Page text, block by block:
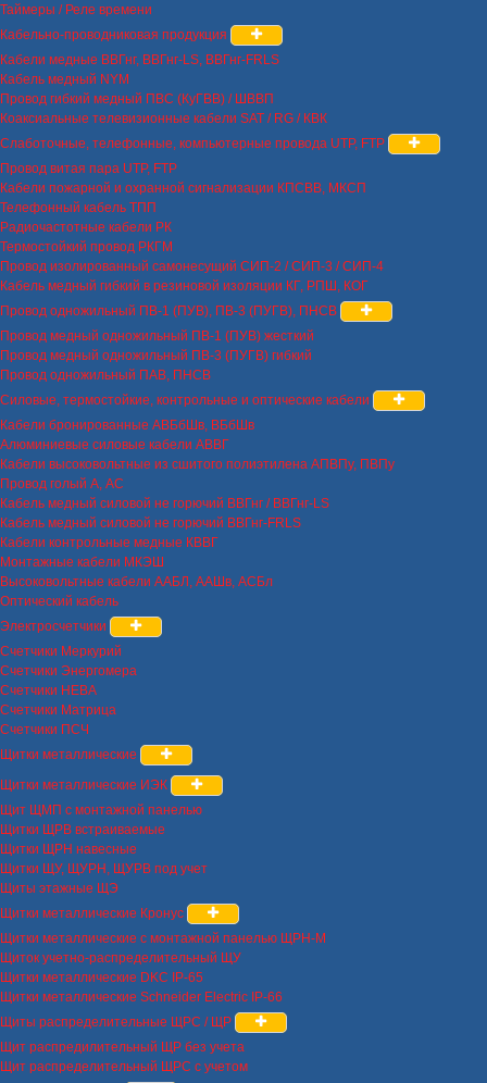
Таймеры / Реле времени
Кабельно-проводниковая продукция
Кабели медные ВВГнг, ВВГнг-LS, ВВГнг-FRLS
Кабель медный NYM
Провод гибкий медный ПВС (КуГВВ) / ШВВП
Коаксиальные телевизионные кабели SAT / RG / КВК
Слаботочные, телефонные, компьютерные провода UTP, FTP
Провод витая пара UTP, FTP
Кабели пожарной и охранной сигнализации КПСВВ, МКСП
Телефонный кабель ТПП
Радиочастотные кабели РК
Термостойкий провод РКГМ
Провод изолированный самонесущий СИП-2 / СИП-3 / СИП-4
Кабель медный гибкий в резиновой изоляции КГ, РПШ, КОГ
Провод одножильный ПВ-1 (ПУВ), ПВ-3 (ПУГВ), ПНСВ
Провод медный одножильный ПВ-1 (ПУВ) жесткий
Провод медный одножильный ПВ-3 (ПУГВ) гибкий
Провод одножильный ПАВ, ПНСВ
Силовые, термостойкие, контрольные и оптические кабели
Кабели бронированные АВБбШв, ВБбШв
Алюминиевые силовые кабели АВВГ
Кабели высоковольтные из сшитого полиэтилена АПВПу, ПВПу
Провод голый А, АС
Кабель медный силовой не горючий ВВГнг / ВВГнг-LS
Кабель медный силовой не горючий ВВГнг-FRLS
Кабели контрольные медные КВВГ
Монтажные кабели МКЭШ
Высоковольтные кабели ААБЛ, ААШв, АСБл
Оптический кабель
Электросчетчики
Счетчики Меркурий
Счетчики Энергомера
Счетчики НЕВА
Счетчики Матрица
Счетчики ПСЧ
Щитки металлические
Щитки металлические ИЭК
Щит ЩМП с монтажной панелью
Щитки ЩРВ встраиваемые
Щитки ЩРН навесные
Щитки ЩУ, ЩУРН, ЩУРВ под учет
Щиты этажные ЩЭ
Щитки металлические Кронус
Щитки металлические с монтажной панелью ЩРН-М
Щиток учетно-распределительный ЩУ
Щитки металлические DKC IP-65
Щитки металлические Schneider Electric IP-66
Щиты распределительные ЩРС / ЩР
Щит распредилительный ЩР без учета
Щит распределительный ЩРС с учетом